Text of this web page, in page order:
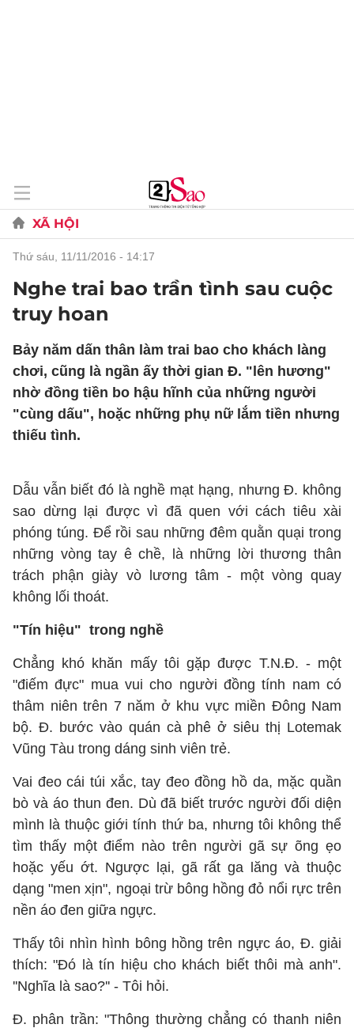
XÃ HỘI
thứ sáu, 11/11/2016 - 14:17
Nghe trai bao trần tình sau cuộc
truy hoan
Bảy năm dấn thân làm trai bao cho khách làng
chơi, cũng là ngần ấy thời gian Đ. "lên hương"
nhờ đồng tiền bo hậu hĩnh của những người
"cùng dấu", hoặc những phụ nữ lắm tiền nhưng
thiếu tình.
Dẫu vẫn biết đó là nghề mạt hạng, nhưng Đ. không
sao dừng lại được vì đã quen với cách tiêu xài
phóng túng. Để rồi sau những đêm quằn quại trong
những vòng tay ê chề, là những lời thương thân
trách phận giày vò lương tâm - một vòng quay
không lối thoát.
"Tín hiệu" trong nghề
Chẳng khó khăn mấy tôi gặp được T.N.Đ. - một
"điếm đực" mua vui cho người đồng tính nam có
thâm niên trên 7 năm ở khu vực miền Đông Nam
bộ. Đ. bước vào quán cà phê ở siêu thị Lotemak
Vũng Tàu trong dáng sinh viên trẻ.
Vai đeo cái túi xắc, tay đeo đồng hồ da, mặc quần
bò và áo thun đen. Dù đã biết trước người đối diện
mình là thuộc giới tính thứ ba, nhưng tôi không thể
tìm thấy một điểm nào trên người gã sự õng ẹo
hoặc yếu ớt. Ngược lại, gã rất ga lăng và thuộc
dạng "men xịn", ngoại trừ bông hồng đỏ nổi rực trên
nền áo đen giữa ngực.
Thấy tôi nhìn hình bông hồng trên ngực áo, Đ. giải
thích: "Đó là tín hiệu cho khách biết thôi mà anh".
''Nghĩa là sao?'' - Tôi hỏi.
Đ. phân trần: "Thông thường chẳng có thanh niên